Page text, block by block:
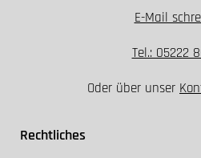
E-Mail
Tel.: 05222
Oder über unser
Rechtliches